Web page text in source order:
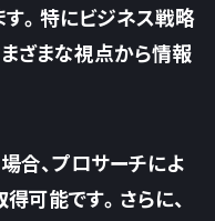
。特にビジネス戦略
ざまな視点から情報
合、プロサーチによ
可能です。さらに、